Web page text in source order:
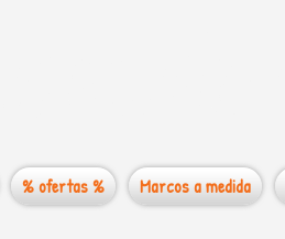
% ofertas % Marcos a medida